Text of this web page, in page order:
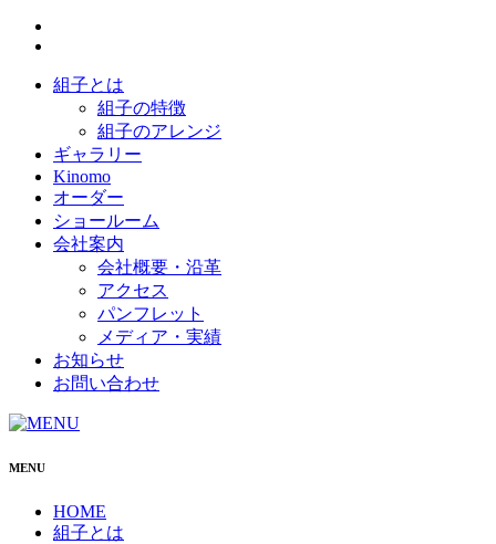
組子とは
組子の特徴
組子のアレンジ
ギャラリー
Kinomo
オーダー
ショールーム
会社案内
会社概要・沿革
アクセス
パンフレット
メディア・実績
お知らせ
お問い合わせ
MENU
HOME
組子とは